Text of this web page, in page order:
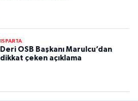
ISPARTA
Deri OSB Başkanı Marulcu’dan
dikkat çeken açıklama